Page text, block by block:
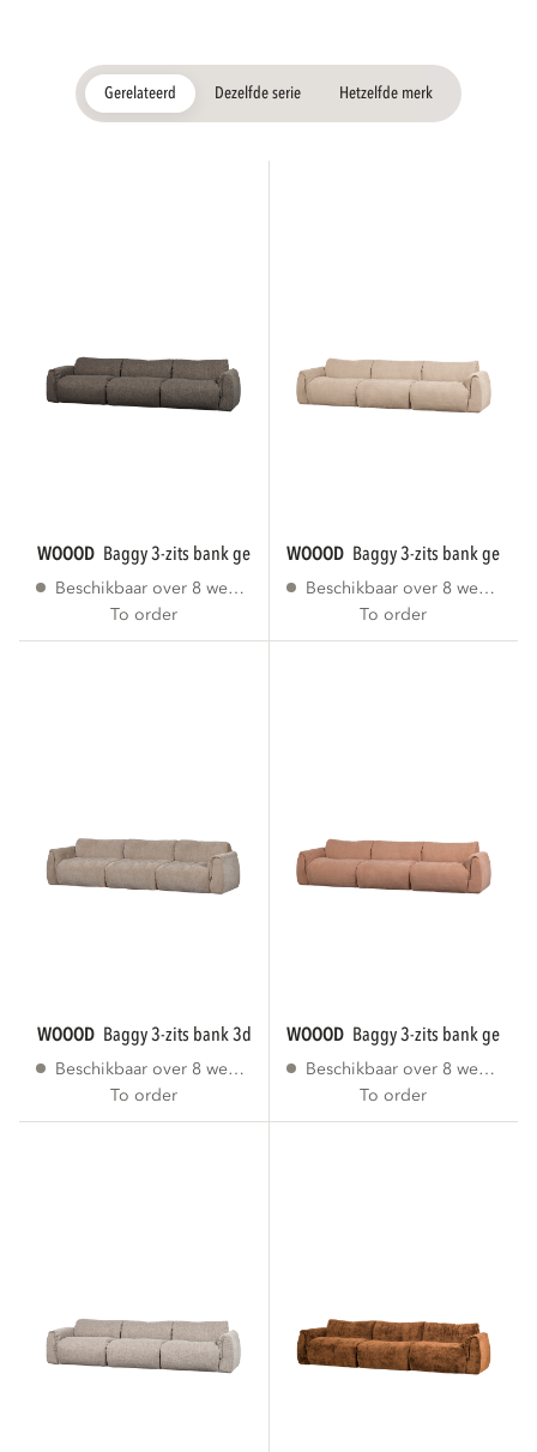
Gerelateerd Dezelfde serie Hetzelfde merk
WOOOD baggy 3-zits bank geweven stof...
Beschikbaar over 8 weken
To order
WOOOD baggy 3-zits bank
Beschikbaar over 8 weken
To order
WOOOD baggy 3-zits bank 3d chenille zand
Beschikbaar over 8 weken
To order
WOOOD baggy 3-zits bank
Beschikbaar over 8 weken
To order